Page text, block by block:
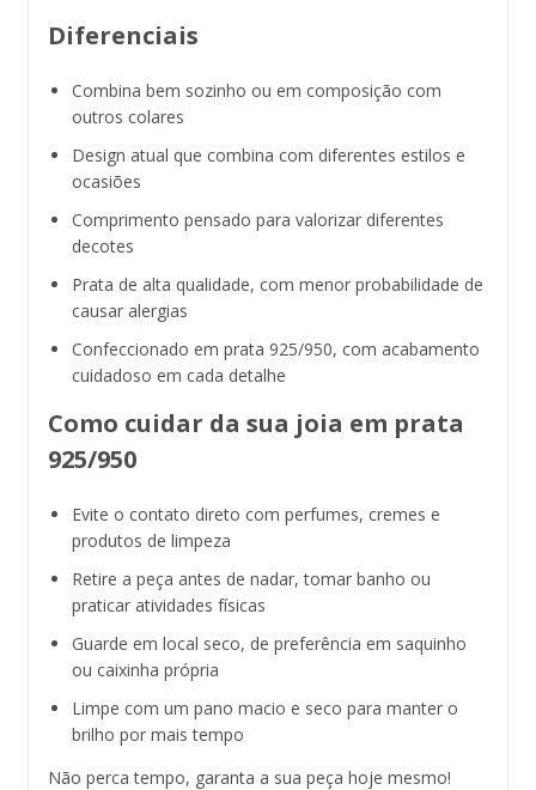
Diferenciais
Combina bem sozinho ou em composição com
outros colares
Design atual que combina com diferentes estilos e
ocasiões
Comprimento pensado para valorizar diferentes
decotes
Prata de alta qualidade, com menor probabilidade de
causar alergias
Confeccionado em prata 925/950, com acabamento
cuidadoso em cada detalhe
Como cuidar da sua joia em prata
925/950
Evite o contato direto com perfumes, cremes e
produtos de limpeza
Retire a peça antes de nadar, tomar banho ou
praticar atividades físicas
Guarde em local seco, de preferência em saquinho
ou caixinha própria
Limpe com um pano macio e seco para manter o
brilho por mais tempo
Não perca tempo, garanta a sua peça hoje mesmo!